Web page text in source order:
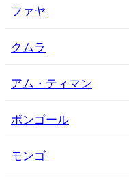
ファヤ
クムラ
アム・ティマン
ボンゴール
モンゴ